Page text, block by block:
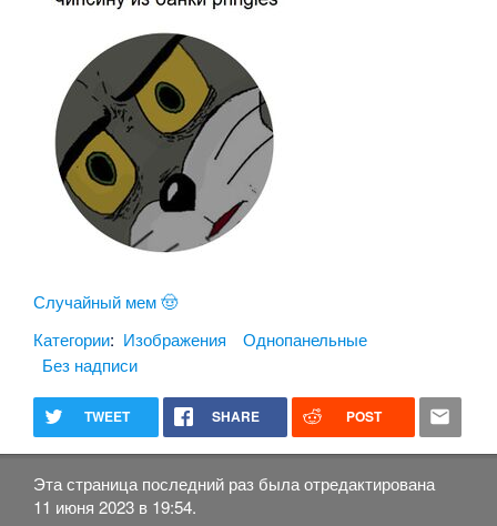
Случайный мем 🤠
Категории: Изображения
Однопанельные
Без надписи
TWEET SHARE POST
Эта страница последний раз была отредактирована
11 июня 2023 в 19:54.